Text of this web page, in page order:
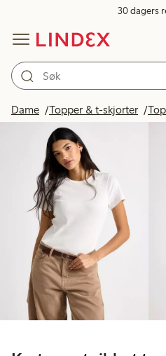
30 dagers
Dame Topper & t-skjorter